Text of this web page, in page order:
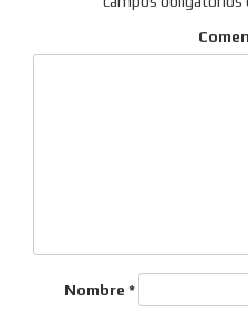
Nombre *